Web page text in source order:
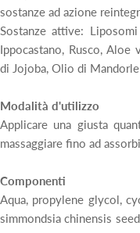
sostanze ad azione
Sostanze attive:
Ippocastano, Rusco, Aloe
di Jojoba, Olio di
Modalità d'utilizzo
Applicare una giusta
massaggiare fino ad
Componenti
Aqua, propylene glycol,
simmondsia chinensis